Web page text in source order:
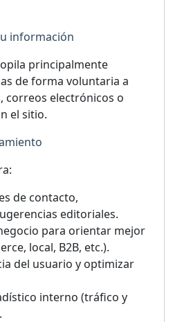
información
principalmente
de forma voluntaria a
correos electrónicos o
el sitio.
de contacto,
editoriales.
para orientar mejor
local, B2B, etc.).
del usuario y optimizar
interno (tráfico y